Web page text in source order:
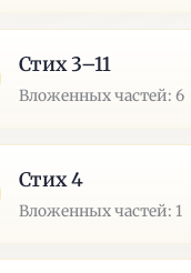
Стих 3–11
Вложенных частей: 6
Стих 4
Вложенных частей: 1